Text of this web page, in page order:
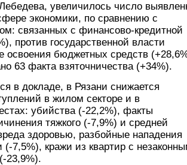
увеличилось число
экономики, по сравнению с
связанных с финансово-кредитной
против государственной власти
освоения бюджетных средств
63 факта взяточничества (+34%).
в докладе, в Рязани снижается
в жилом секторе и в
убийства (‑22,2%), факты
тяжкого (‑7,9%) и средней
здоровью, разбойные нападения
(‑7,5%), кражи из квартир с
23,9%).